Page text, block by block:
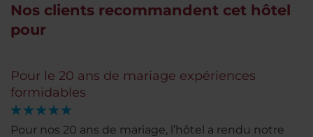
Nos clients recommandent cet hôtel
pour
Pour le 20 ans de mariage expériences
formidables
Pour nos 20 ans de mariage, l’hôtel a rendu notre